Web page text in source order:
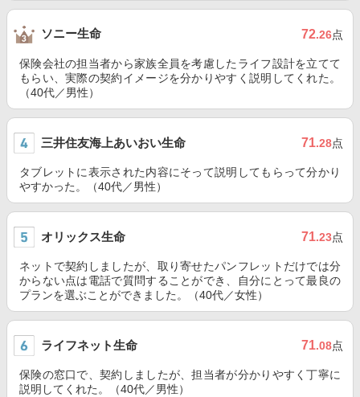
ソニー生命 72.26点
保険会社の担当者から家族全員を考慮したライフ設計を立てて
もらい、実際の契約イメージを分かりやすく説明してくれた。
（40代／男性）
三井住友海上あいおい生命 71.28点
タブレットに表示された内容にそって説明してもらって分かり
やすかった。（40代／男性）
オリックス生命 71.23点
ネットで契約しましたが、取り寄せたパンフレットだけでは分
からない点は電話で質問することができ、自分にとって最良の
プランを選ぶことができました。（40代／女性）
ライフネット生命 71.08点
保険の窓口で、契約しましたが、担当者が分かりやすく丁寧に
説明してくれた。（40代／男性）